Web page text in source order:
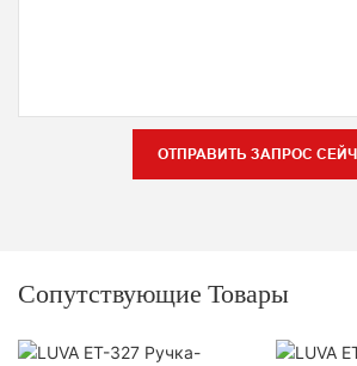
ОТПРАВИТЬ ЗАПРОС
Сопутствующие Товары